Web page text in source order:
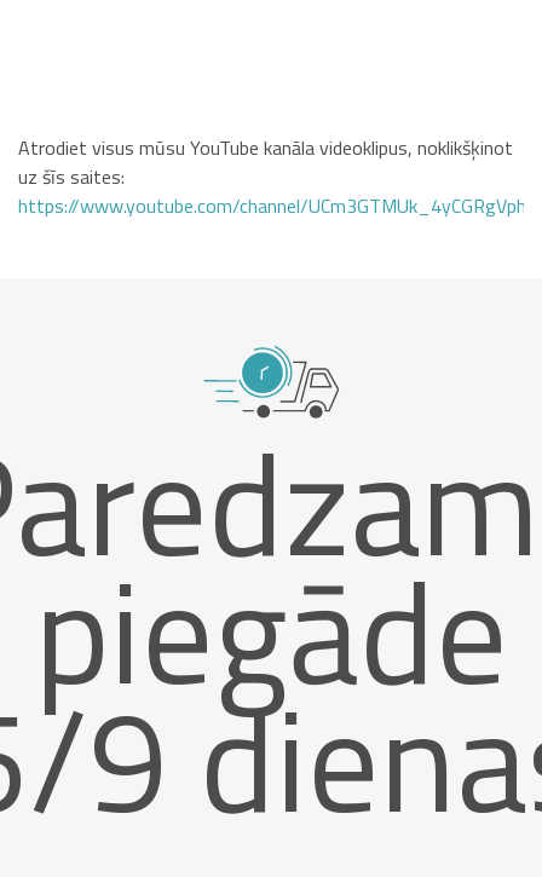
Atrodiet visus mūsu YouTube kanāla videoklipus, noklikšķinot
uz šīs saites:
https://www.youtube.com/channel/
piegāde
9